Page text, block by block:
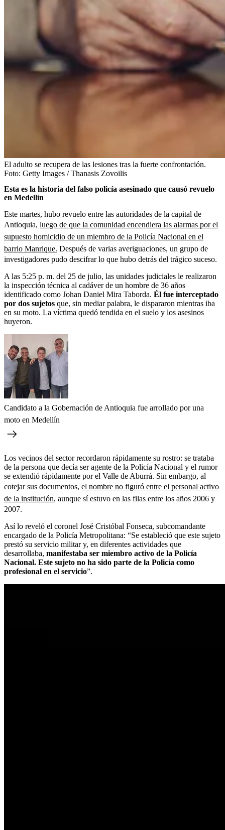
El adulto se recupera de las lesiones tras la fuerte confrontación.
Foto: Getty Images / Thanasis Zovoilis
Esta es la historia del falso policía asesinado que causó revuelo
en Medellín
Este martes, hubo revuelo entre las autoridades de la capital de
Antioquia, luego de que la comunidad encendiera las alarmas por el
supuesto homicidio de un miembro de la Policía Nacional en el
barrio Manrique. Después de varias averiguaciones, un grupo de
investigadores pudo descifrar lo que hubo detrás del trágico suceso.
A las 5:25 p. m. del 25 de julio, las unidades judiciales le realizaron
la inspección técnica al cadáver de un hombre de 36 años
identificado como Johan Daniel Mira Taborda. Él fue interceptado
por dos sujetos que, sin mediar palabra, le dispararon mientras iba
en su moto. La víctima quedó tendida en el suelo y los asesinos
huyeron.
Candidato a la Gobernación de Antioquia fue arrollado por una
moto en Medellín
Los vecinos del sector recordaron rápidamente su rostro: se trataba
de la persona que decía ser agente de la Policía Nacional y el rumor
se extendió rápidamente por el Valle de Aburrá. Sin embargo, al
cotejar sus documentos, el nombre no figuró entre el personal activo
de la institución, aunque sí estuvo en las filas entre los años 2006 y
2007.
Así lo reveló el coronel José Cristóbal Fonseca, subcomandante
encargado de la Policía Metropolitana: “Se estableció que este sujeto
prestó su servicio militar y, en diferentes actividades que
desarrollaba, manifestaba ser miembro activo de la Policía
Nacional. Este sujeto no ha sido parte de la Policía como
profesional en el servicio”.